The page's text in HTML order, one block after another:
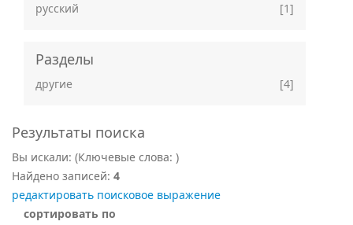
русский
[1]
Разделы
другие [4]
Результаты поиска
Вы искали: (Ключевые слова: )
Найдено записей: 4
редактировать поисковое выражение
сортировать по